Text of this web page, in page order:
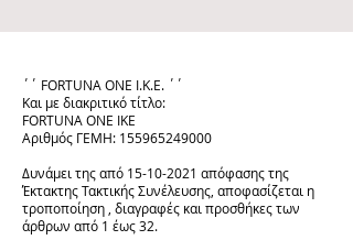
΄΄ FORTUNA ONE Ι.Κ.Ε. ΄΄
Και με διακριτικό τίτλο:
FORTUNA ONE IKE
Αριθμός ΓΕΜΗ: 155965249000
Δυνάμει της από 15-10-2021 απόφασης της
Έκτακτης Τακτικής Συνέλευσης, αποφασίζεται η
τροποποίηση , διαγραφές και προσθήκες των
άρθρων από 1 έως 32.